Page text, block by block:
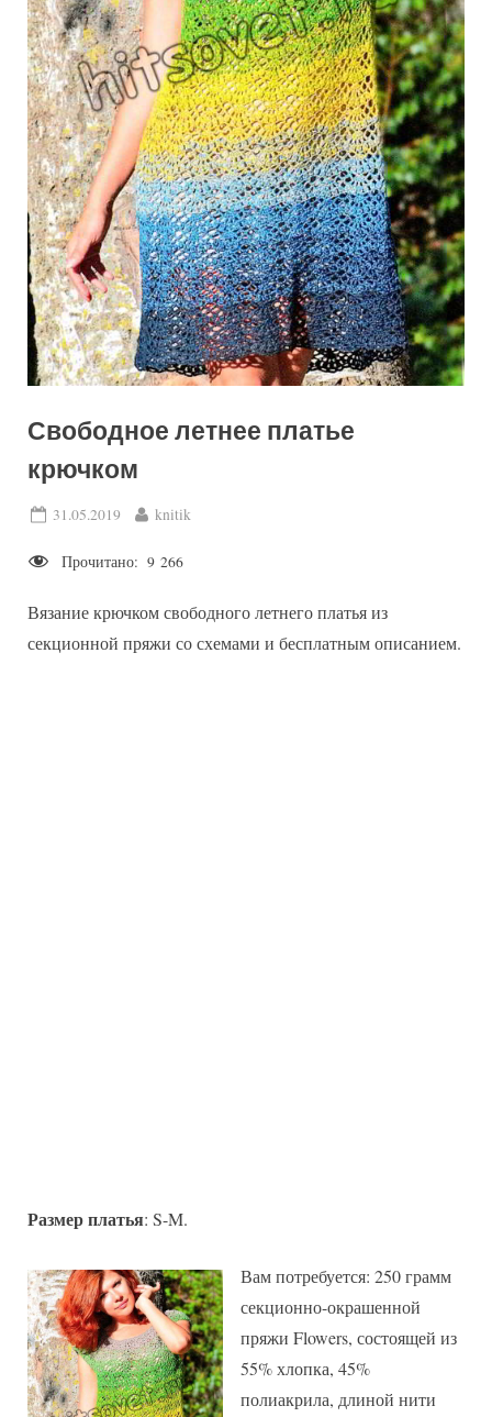
Свободное летнее платье
крючком
Posted
31.05.2019 By
knitik
Прочитано: 9 266
Вязание крючком свободного летнего платья из
секционной пряжи со схемами и бесплатным описанием.
Размер платья: S-M.
Вам потребуется: 250 грамм
секционно-окрашенной
пряжи Flowers, состоящей из
55% хлопка, 45%
полиакрила, длиной нити